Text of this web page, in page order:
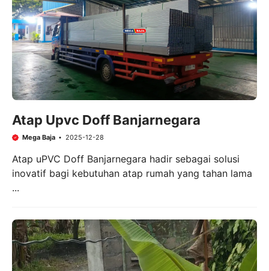
Atap Upvc Doff Banjarnegara
Mega Baja 2025-12-28
Atap uPVC Doff Banjarnegara hadir sebagai solusi
inovatif bagi kebutuhan atap rumah yang tahan lama
...